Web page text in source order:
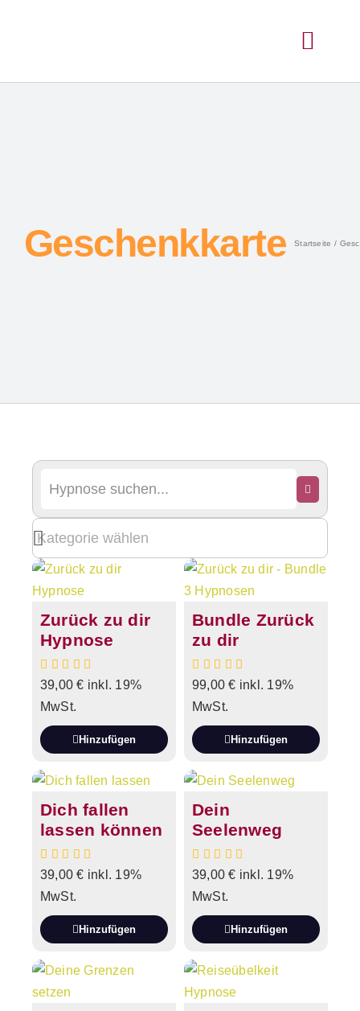
Geschenkkarte Startseite
Zurück zu dir
Hypnose
39,00€ inkl. 19%
MwSt.
Hinzufügen
Bundle Zurück
zu dir
99,00€ inkl. 19%
MwSt.
Hinzufügen
Dich fallen
lassen können
39,00€ inkl. 19%
MwSt.
Hinzufügen
Dein
Seelenweg
39,00€ inkl. 19%
MwSt.
Hinzufügen